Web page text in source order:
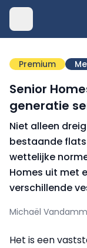
Premium
Senior
generatie
Niet alleen
bestaande
wettelijke
Homes uit met
verschillende
Michaël
Het is een